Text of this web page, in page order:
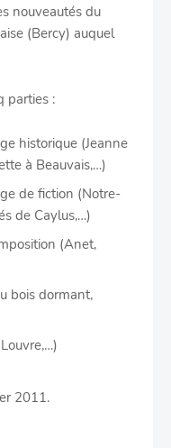
nouveautés du
(Bercy) auquel
parties :
historique (Jeanne
à Beauvais,…)
de fiction (Notre-
de Caylus,…)
(Anet,
bois dormant,
2011.